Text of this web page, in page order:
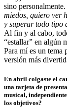
sino
miedos, quiero ver
y superar todo tipo
Al fin y al cabo,
“estallar” en algún
Para mí es un tema
versión más
En abril colgaste el
una tarjeta de
musical,
los objetivos?